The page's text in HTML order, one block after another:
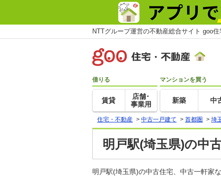
NTTグループ運営の不動産総合サイト goo
借りる
賃貸
店舗･
事業用
マンションを買う
新築 中
住宅・不動産 > 中古一戸建て > 首都圏 > 埼
明戸駅(埼玉県)の中
明戸駅(埼玉県)の中古住宅、中古一軒家